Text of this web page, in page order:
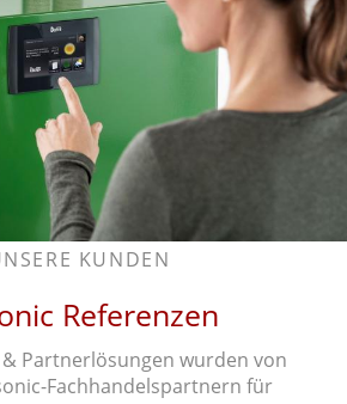
KUNDEN
Referenzen
Partnerlösungen wurden von
Fachhandelspartnern für